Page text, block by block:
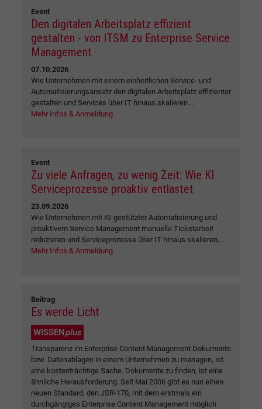
Event
Den digitalen Arbeitsplatz effizient
gestalten - von ITSM zu Enterprise Service
Management
07.10.2026
Wie Unternehmen mit einem einheitlichen Service- und
Automatisierungsansatz den digitalen Arbeitsplatz effizienter
gestalten und Services über IT hinaus skalieren....
Mehr Infos & Anmeldung
Event
Zu viele Anfragen, zu wenig Zeit: Wie KI
Serviceprozesse proaktiv entlastet
23.09.2026
Wie Unternehmen mit KI-gestützter Automatisierung und
proaktivem Service Management manuelle Ticketarbeit
reduzieren und Serviceprozesse über IT hinaus skalieren....
Mehr Infos & Anmeldung
Beitrag
Es werde Licht
WISSENplus
Transparenz im Enterprise Content Management Dokumente
bzw. Datenablagen in einem Unternehmen zu managen, ist
eine kostenträchtige Sache. Dokumente zu finden, ist eine
ähnliche Herausforderung. Seit Mai 2006 gibt es nun einen
neuen Standard, den JSR-170, mit dem erstmals ein
durchgängiges Enterprise Content Management möglich